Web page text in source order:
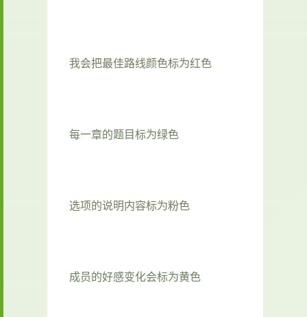
我会把最佳路线颜色标为红色
每一章的题目标为绿色
选项的说明内容标为粉色
成员的好感变化会标为黄色